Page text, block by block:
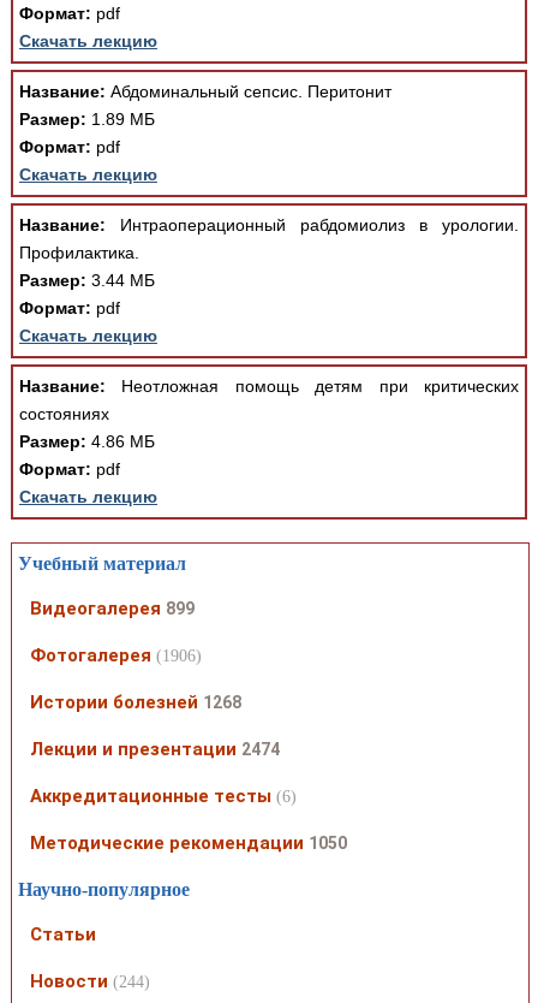
Формат: pdf
Скачать лекцию
Название: Абдоминальный сепсис. Перитонит
Размер: 1.89 МБ
Формат: pdf
Скачать лекцию
Название: Интраоперационный рабдомиолиз в урологии.
Профилактика.
Размер: 3.44 МБ
Формат: pdf
Скачать лекцию
Название: Неотложная помощь детям при критических
состояниях
Размер: 4.86 МБ
Формат: pdf
Скачать лекцию
Учебный материал
Видеогалерея 899
Фотогалерея (1906)
Истории болезней 1268
Лекции и презентации 2474
Аккредитационные тесты (6)
Методические рекомендации 1050
Научно-популярное
Статьи
Новости (244)